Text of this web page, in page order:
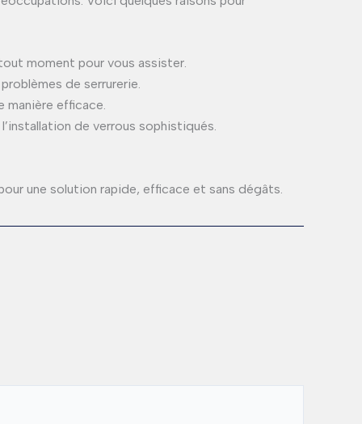
moment pour vous assister.
de serrurerie.
manière efficace.
de verrous sophistiqués.
une solution rapide, efficace et sans dégâts.